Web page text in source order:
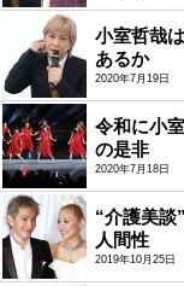
小室哲哉
あるか
2020年7月19日
令和に小
の是非
2020年7月18日
“介護美談
人間性
2019年10月25日